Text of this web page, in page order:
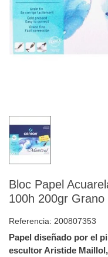
Bloc Papel
100h 200gr
Referencia: 200807353
Papel diseñado por el
escultor Aristide